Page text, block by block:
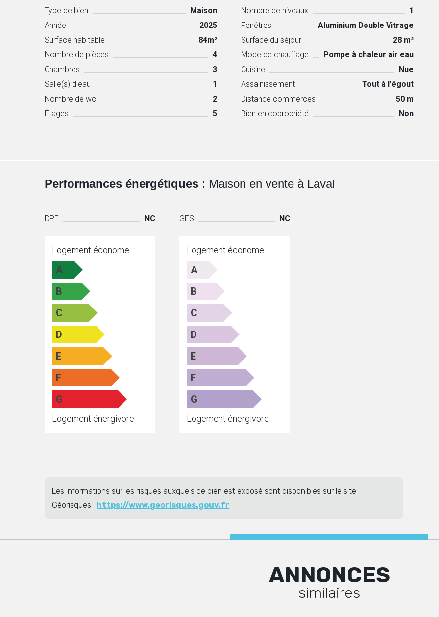
Type de bien
Maison
Année
2025
Surface habitable
84m²
Nombre de pièces
4
Chambres
3
Salle(s) d'eau
1
Nombre de wc
2
Étages
5
Nombre de niveaux
1
Fenêtres
Aluminium Double Vitrage
Surface du séjour
28 m²
Mode de chauffage
Pompe à chaleur air eau
Cuisine
Nue
Assainissement
Tout à l'égout
Distance commerces
50 m
Bien en copropriété
Non
Performances énergétiques : Maison en vente à Laval
DPE NC
Logement économe
A
B
C
D
E
F
G
Logement énergivore
GES NC
Logement économe
A
B
C
D
E
F
G
Logement énergivore
Les informations sur les risques auxquels ce bien est exposé sont disponibles sur le site
Géorisques : https://www.georisques.gouv.fr
ANNONCES
similaires